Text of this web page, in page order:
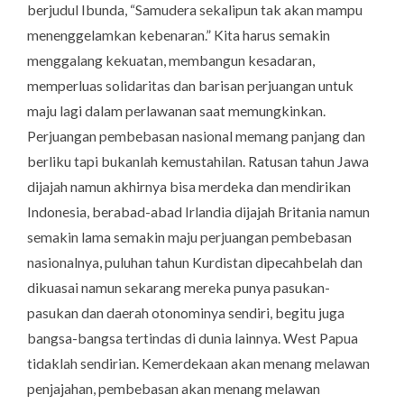
berjudul Ibunda, “Samudera sekalipun tak akan mampu
menenggelamkan kebenaran.” Kita harus semakin
menggalang kekuatan, membangun kesadaran,
memperluas solidaritas dan barisan perjuangan untuk
maju lagi dalam perlawanan saat memungkinkan.
Perjuangan pembebasan nasional memang panjang dan
berliku tapi bukanlah kemustahilan. Ratusan tahun Jawa
dijajah namun akhirnya bisa merdeka dan mendirikan
Indonesia, berabad-abad Irlandia dijajah Britania namun
semakin lama semakin maju perjuangan pembebasan
nasionalnya, puluhan tahun Kurdistan dipecahbelah dan
dikuasai namun sekarang mereka punya pasukan-
pasukan dan daerah otonominya sendiri, begitu juga
bangsa-bangsa tertindas di dunia lainnya. West Papua
tidaklah sendirian. Kemerdekaan akan menang melawan
penjajahan, pembebasan akan menang melawan